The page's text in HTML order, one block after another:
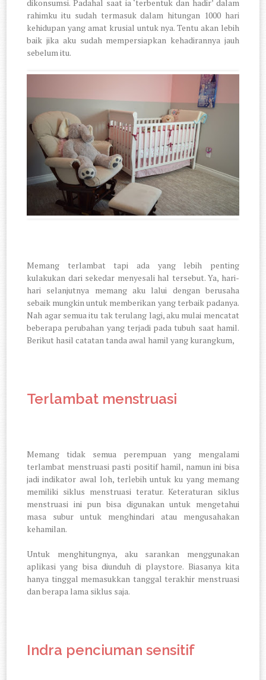
dikonsumsi. Padahal saat ia ‘terbentuk dan hadir’ dalam
rahimku itu sudah termasuk dalam hitungan 1000 hari
kehidupan yang amat krusial untuk nya. Tentu akan lebih
baik jika aku sudah mempersiapkan kehadirannya jauh
sebelum itu.
Memang terlambat tapi ada yang lebih penting
kulakukan dari sekedar menyesali hal tersebut. Ya, hari-
hari selanjutnya memang aku lalui dengan berusaha
sebaik mungkin untuk memberikan yang terbaik padanya.
Nah agar semua itu tak terulang lagi, aku mulai mencatat
beberapa perubahan yang terjadi pada tubuh saat hamil.
Berikut hasil catatan tanda awal hamil yang kurangkum,
Terlambat menstruasi
Memang tidak semua perempuan yang mengalami
terlambat menstruasi pasti positif hamil, namun ini bisa
jadi indikator awal loh, terlebih untuk ku yang memang
memiliki siklus menstruasi teratur. Keteraturan siklus
menstruasi ini pun bisa digunakan untuk mengetahui
masa subur untuk menghindari atau mengusahakan
kehamilan.
Untuk menghitungnya, aku sarankan menggunakan
aplikasi yang bisa diunduh di playstore. Biasanya kita
hanya tinggal memasukkan tanggal terakhir menstruasi
dan berapa lama siklus saja.
Indra penciuman sensitif